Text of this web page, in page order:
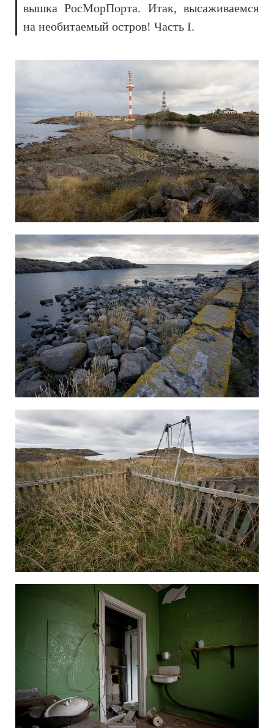
вышка РосМорПорта. Итак, высаживаемся
на необитаемый остров! Часть I.